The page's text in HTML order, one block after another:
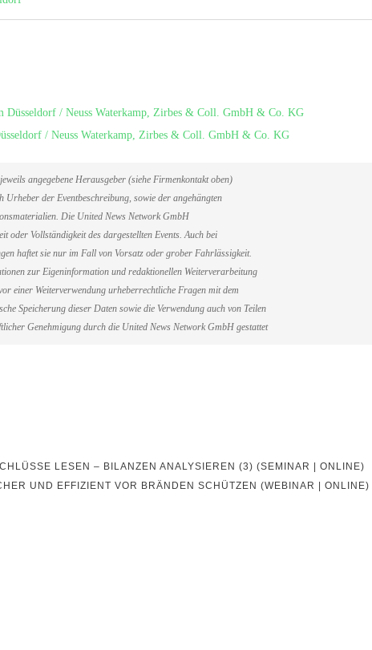
Düsseldorf / Neuss Waterkamp, Zirbes & Coll. GmbH & Co. KG
/ Neuss Waterkamp, Zirbes & Coll. GmbH & Co. KG
angegebene Herausgeber (siehe Firmenkontakt oben)
der Eventbeschreibung, sowie der angehängten
Die United News Network GmbH
oder Vollständigkeit des dargestellten Events. Auch bei
haftet sie nur im Fall von Vorsatz oder grober Fahrlässigkeit.
zur Eigeninformation und redaktionellen Weiterverarbeitung
einer Weiterverwendung urheberrechtliche Fragen mit dem
Speicherung dieser Daten sowie die Verwendung auch von Teilen
Genehmigung durch die United News Network GmbH gestattet
LESEN – BILANZEN ANALYSIEREN (3) (SEMINAR | ONLINE)
UND EFFIZIENT VOR BRÄNDEN SCHÜTZEN (WEBINAR | ONLINE)